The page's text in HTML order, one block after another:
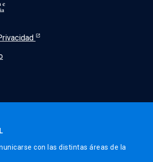
con las distintas áreas de la